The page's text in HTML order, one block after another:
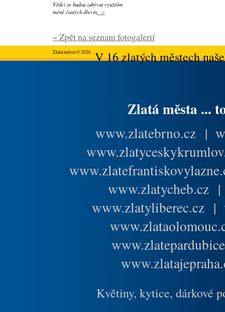
Vědci se budou zabývat využitím
méně častých dřevin...>
« Zpět na seznam fotogalerií
Zlatá města © 2026V 16 zlatých městech
Zlatá města ...
www.zlatebrno.cz |
www.zlatycheb.cz
www.zlatyliberec.cz |
Květiny, kytice, dárkové